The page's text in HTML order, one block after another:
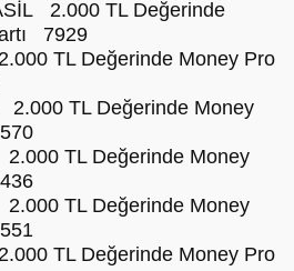
2.000 TL Değerinde
7929
TL Değerinde Money Pro
TL Değerinde Money
TL Değerinde Money
TL Değerinde Money
TL Değerinde Money Pro